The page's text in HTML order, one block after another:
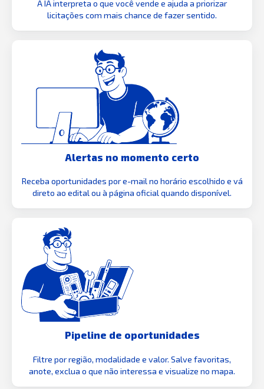
A IA interpreta o que você vende e ajuda a priorizar
licitações com mais chance de fazer sentido.
Alertas no momento certo
Receba oportunidades por e-mail no horário escolhido e vá
direto ao edital ou à página oficial quando disponível.
Pipeline de oportunidades
Filtre por região, modalidade e valor. Salve favoritas,
anote, exclua o que não interessa e visualize no mapa.